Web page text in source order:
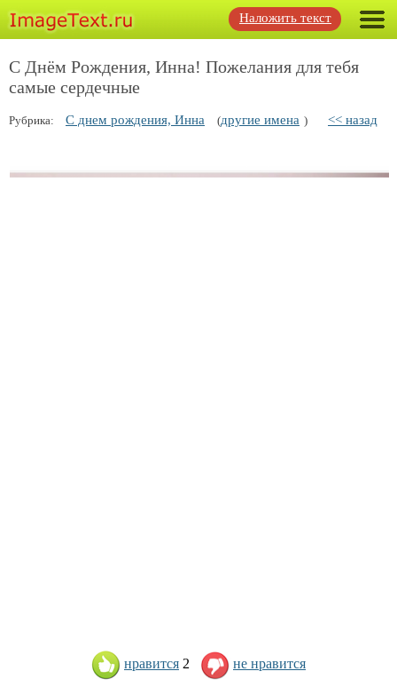
Наложить текст
С Днём Рождения, Инна! Пожелания для тебя
самые сердечные
Рубрика: С днем рождения, Инна (другие имена ) << назад
нравится 2 не нравится